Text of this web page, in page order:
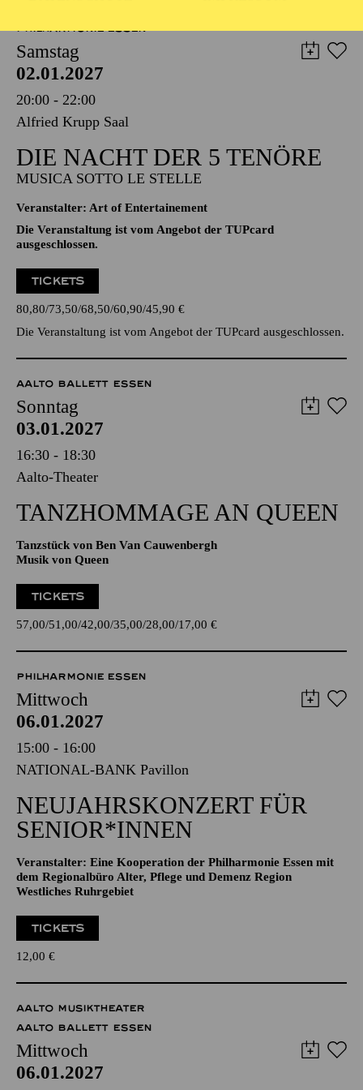
PHILHARMONIE ESSEN
Samstag
02.01.2027
20:00 - 22:00
Alfried Krupp Saal
DIE NACHT DER 5 TENÖRE
MUSICA SOTTO LE STELLE
Veranstalter: Art of Entertainement
Die Veranstaltung ist vom Angebot der TUPcard
ausgeschlossen.
TICKETS
80,80 73,50 68,50 60,90 45,90 €
Die Veranstaltung ist vom Angebot der TUPcard ausgeschlossen.
AALTO BALLETT ESSEN
Sonntag
03.01.2027
16:30 - 18:30
Aalto-Theater
TANZ­HOMMAGE AN QUEEN
Tanzstück von Ben Van Cauwenbergh
Musik von Queen
TICKETS
57,00 51,00 42,00 35,00 28,00 17,00 €
PHILHARMONIE ESSEN
Mittwoch
06.01.2027
15:00 - 16:00
NATIONAL-BANK Pavillon
NEUJAHRSKONZERT FÜR
SENIOR*INNEN
Veranstalter: Eine Kooperation der Philharmonie Essen mit
dem Regionalbüro Alter, Pflege und Demenz Region
Westliches Ruhrgebiet
TICKETS
12,00 €
AALTO MUSIKTHEATER
AALTO BALLETT ESSEN
Mittwoch
06.01.2027